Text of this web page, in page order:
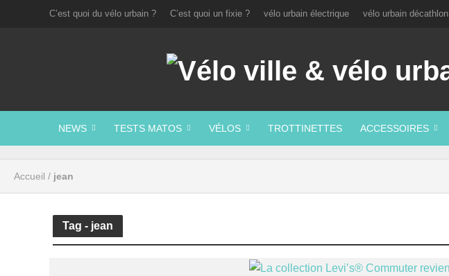
C’est quoi du vélo urbain ? C’est quoi un fixie ? vélo urbain électrique vélo urbain décathlon
NEWS TESTS MATOS VÉLOS TROTTINETTES ACCESSOIRES
Accueil / jean
Tag - jean